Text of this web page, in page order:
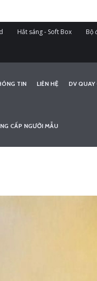
Hắt sáng - Soft Box Bộ
TIN LIÊN HỆ DV
CẤP NGƯỜI MẪU